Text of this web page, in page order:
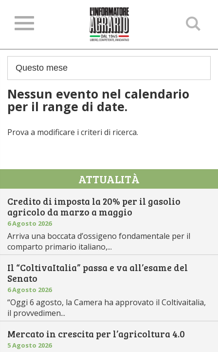
Nessun evento nel calendario
per il range di date.
Prova a modificare i criteri di ricerca.
ATTUALITÀ
Credito di imposta la 20% per il gasolio
agricolo da marzo a maggio
6 Agosto 2026
Arriva una boccata d’ossigeno fondamentale per il
comparto primario italiano,...
Il “ColtivaItalia” passa e va all’esame del
Senato
6 Agosto 2026
“Oggi 6 agosto, la Camera ha approvato il Coltivaitalia,
il provvedimen...
Mercato in crescita per l’agricoltura 4.0
5 Agosto 2026